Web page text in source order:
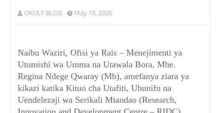
OKULY BLOG May 19, 2026
Naibu Waziri, Ofisi ya Rais – Menejimenti ya
Utumishi wa Umma na Utawala Bora, Mhe.
Regina Ndege Qwaray (Mb), amefanya ziara ya
kikazi katika Kituo cha Utafiti, Ubunifu na
Uendelezaji wa Serikali Mtandao (Research,